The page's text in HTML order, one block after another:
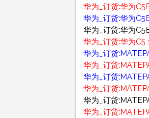
华为_订货:华为
华为_订货:华为
华为_订货:华为
华为_订货:华为C5
华为_订货
华为_订货
华为_订货
华为_订货
华为_订货
华为_订货